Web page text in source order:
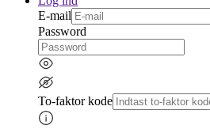
E-mail
Password
To-faktor kode